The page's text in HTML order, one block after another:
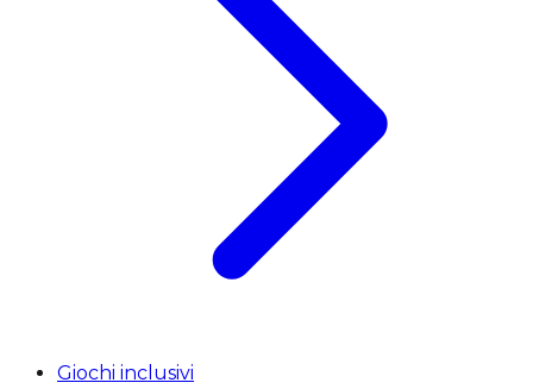
Giochi inclusivi